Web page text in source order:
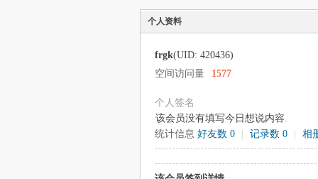
个人资料
frgk(UID: 420436)
空间访问量
1577
个人签名
该会员没有填写今日想说内容.
统计信息 好友数 0 记录数 0 相